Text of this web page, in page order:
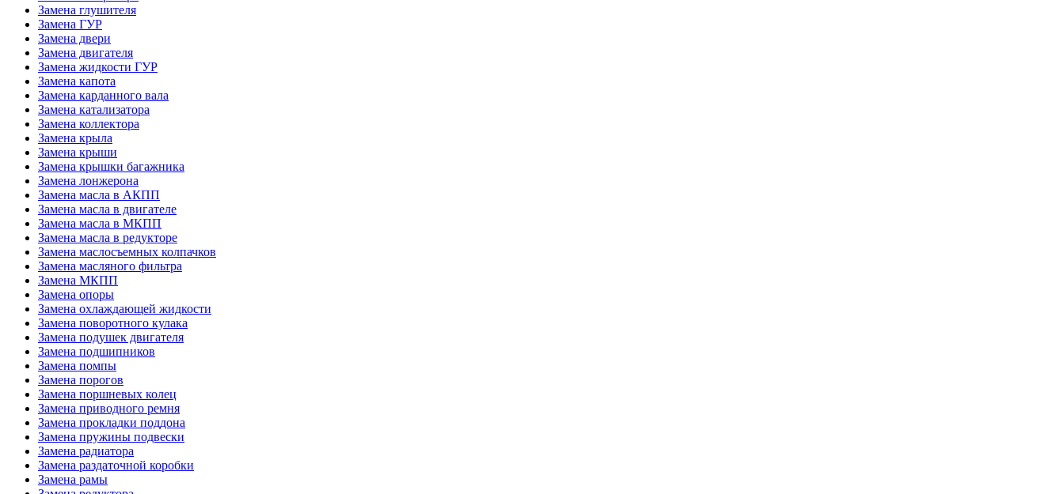
Замена глушителя
Замена ГУР
Замена двери
Замена двигателя
Замена жидкости ГУР
Замена капота
Замена карданного вала
Замена катализатора
Замена коллектора
Замена крыла
Замена крыши
Замена крышки багажника
Замена лонжерона
Замена масла в АКПП
Замена масла в двигателе
Замена масла в МКПП
Замена масла в редукторе
Замена маслосъемных колпачков
Замена масляного фильтра
Замена МКПП
Замена опоры
Замена охлаждающей жидкости
Замена поворотного кулака
Замена подушек двигателя
Замена подшипников
Замена помпы
Замена порогов
Замена поршневых колец
Замена приводного ремня
Замена прокладки поддона
Замена пружины подвески
Замена радиатора
Замена раздаточной коробки
Замена рамы